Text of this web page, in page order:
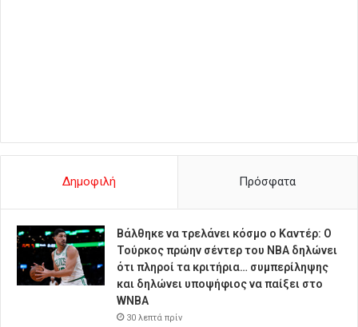
Δημοφιλή Πρόσφατα
Βάλθηκε να τρελάνει κόσμο ο Καντέρ: Ο
Τούρκος πρώην σέντερ του NBA δηλώνει
ότι πληροί τα κριτήρια… συμπερίληψης
και δηλώνει υποψήφιος να παίξει στο
WNBA
30 λεπτά πρίν